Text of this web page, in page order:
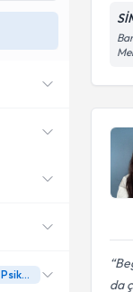
da
Çocuk ve Ergen Psikolojisi